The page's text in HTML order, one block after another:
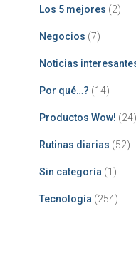
Los 5 mejores (2)
Negocios (7)
Noticias
Por qué…? (14)
Productos Wow! (24)
Rutinas diarias (52)
Sin categoría (1)
Tecnología (254)